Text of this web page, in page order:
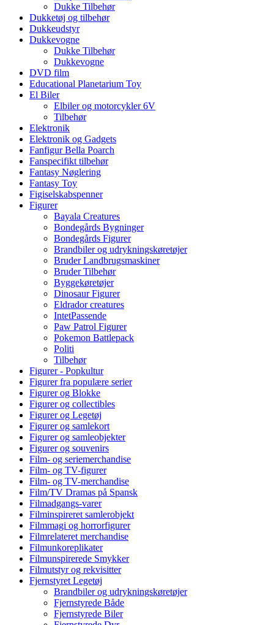
Dukke Tilbehør
Dukketøj og tilbehør
Dukkeudstyr
Dukkevogne
Dukke Tilbehør
Dukkevogne
DVD film
Educational Planetarium Toy
El Biler
Elbiler og motorcykler 6V
Tilbehør
Elektronik
Elektronik og Gadgets
Fanfigur Bella Poarch
Fanspecifikt tilbehør
Fantasy Nøglering
Fantasy Toy
Figiselskabspenner
Figurer
Bayala Creatures
Bondegårds Bygninger
Bondegårds Figurer
Brandbiler og udrykningskøretøjer
Bruder Landbrugsmaskiner
Bruder Tilbehør
Byggekøretøjer
Dinosaur Figurer
Eldrador creatures
IntetPassende
Paw Patrol Figurer
Pokemon Battlepack
Politi
Tilbehør
Figurer - Popkultur
Figurer fra populære serier
Figurer og Blokke
Figurer og collectibles
Figurer og Legetøj
Figurer og samlekort
Figurer og samleobjekter
Figurer og souvenirs
Film- og seriemerchandise
Film- og TV-figurer
Film- og TV-merchandise
Film/TV Dramas på Spansk
Filmadgangs-varer
Filminspireret samlerobjekt
Filmmagi og horrorfigurer
Filmrelateret merchandise
Filmunkoreplikater
Filmunspirerede Smykker
Filmutstyr og rekvisitter
Fjernstyret Legetøj
Brandbiler og udrykningskøretøjer
Fjernstyrede Både
Fjernstyrede Biler